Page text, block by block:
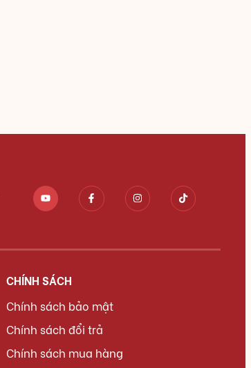
CHÍNH SÁCH
Chính sách bảo mật
Chính sách đổi trả
Chính sách mua hàng